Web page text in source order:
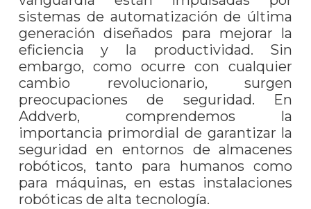
sistemas de automatización de última
generación diseñados para mejorar la
eficiencia y la productividad. Sin
embargo, como ocurre con cualquier
cambio revolucionario, surgen
preocupaciones de seguridad. En
Addverb, comprendemos la
importancia primordial de garantizar la
seguridad en entornos de almacenes
robóticos, tanto para humanos como
para máquinas, en estas instalaciones
robóticas de alta tecnología.